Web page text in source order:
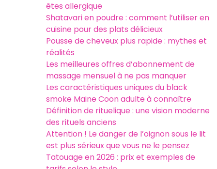
êtes allergique
Shatavari en poudre : comment l’utiliser en
cuisine pour des plats délicieux
Pousse de cheveux plus rapide : mythes et
réalités
Les meilleures offres d’abonnement de
massage mensuel à ne pas manquer
Les caractéristiques uniques du black
smoke Maine Coon adulte à connaître
Définition de rituelique : une vision moderne
des rituels anciens
Attention ! Le danger de l’oignon sous le lit
est plus sérieux que vous ne le pensez
Tatouage en 2026 : prix et exemples de